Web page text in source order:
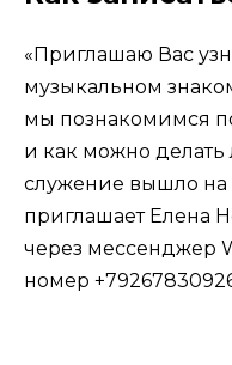
«Приглашаю Вас
музыкальном
мы познакомимся
и как можно
служение вышло на
приглашает Елена
через мессенджер
номер